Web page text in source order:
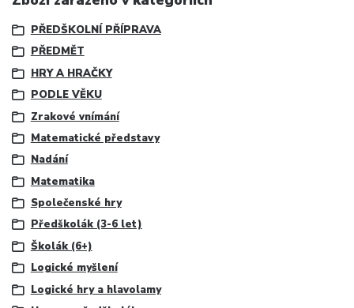
PŘEDŠKOLNÍ PŘÍPRAVA
PŘEDMĚT
HRY A HRAČKY
PODLE VĚKU
Zrakové vnímání
Matematické představy
Nadání
Matematika
Společenské hry
Předškolák (3-6 let)
Školák (6+)
Logické myšlení
Logické hry a hlavolamy